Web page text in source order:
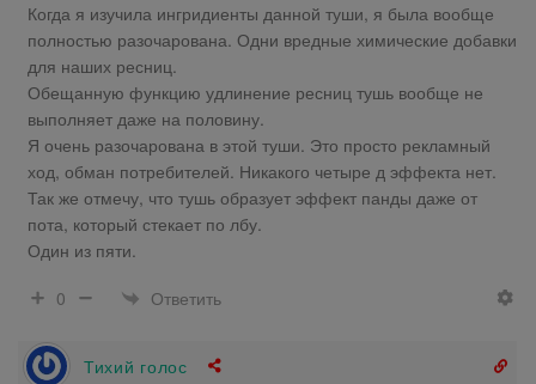
Когда я изучила ингридиенты данной туши, я была вообще
полностью разочарована. Одни вредные химические добавки
для наших ресниц.
Обещанную функцию удлинение ресниц тушь вообще не
выполняет даже на половину.
Я очень разочарована в этой туши. Это просто рекламный
ход, обман потребителей. Никакого четыре д эффекта нет.
Так же отмечу, что тушь образует эффект панды даже от
пота, который стекает по лбу.
Один из пяти.
0
Ответить
Тихий голос